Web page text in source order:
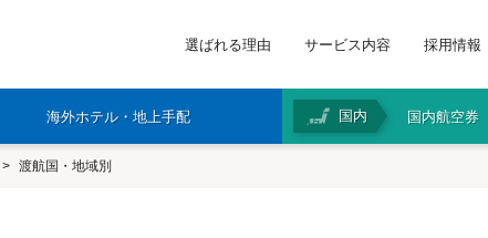
選ばれる理由 サービス内容 採用情報
海外ホテル・地上手配 国内 国内航空券
渡航国・地域別